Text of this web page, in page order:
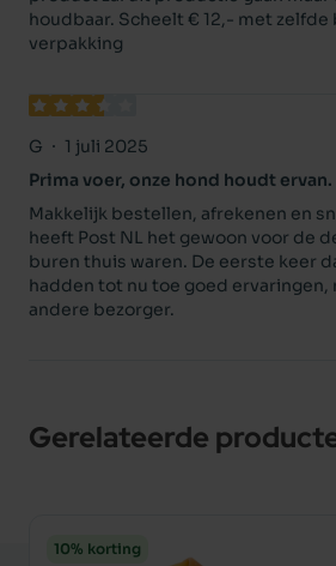
houdbaar. Scheelt € 12,- met zelfde
verpakking
G
1 juli 2025
Prima voer, onze hond houdt ervan.
Makkelijk bestellen, afrekenen en
heeft Post NL het gewoon voor de
buren thuis waren. De eerste keer
hadden tot nu toe goed ervaringen,
andere bezorger.
Gerelateerde
10% korting